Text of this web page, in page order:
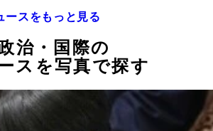
ースをもっと見る
治・国際の
スを写真で探す